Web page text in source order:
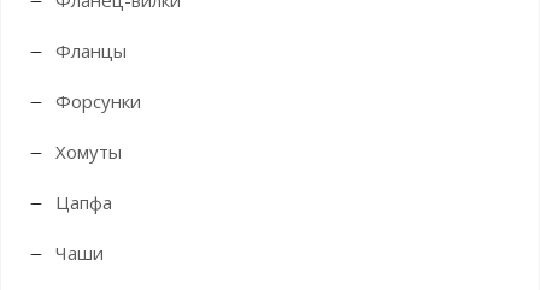
Фланцы
Форсунки
Хомуты
Цапфа
Чаши